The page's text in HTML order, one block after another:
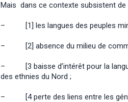
Mais dans ce contexte subsistent
– [1] les langues des peuples
– [2] absence du milieu de
– [3 baisse d’intérêt pour la langue
des ethnies du Nord ;
– [4 perte des liens entre les